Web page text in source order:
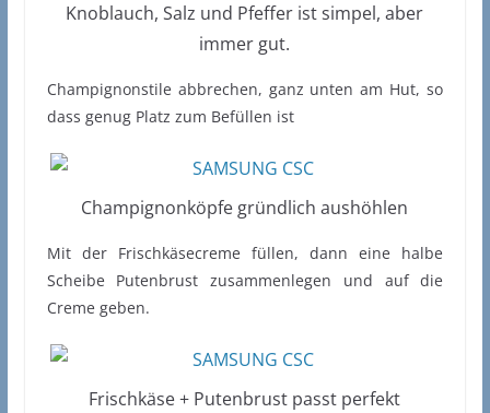
Knoblauch, Salz und Pfeffer ist simpel, aber
immer gut.
Champignonstile abbrechen, ganz unten am Hut, so
dass genug Platz zum Befüllen ist
Champignonköpfe gründlich aushöhlen
Mit der Frischkäsecreme füllen, dann eine halbe
Scheibe Putenbrust zusammenlegen und auf die
Creme geben.
Frischkäse + Putenbrust passt perfekt